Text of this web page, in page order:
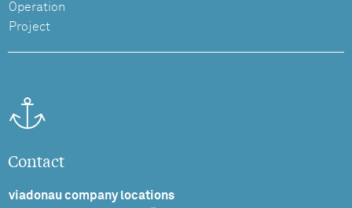
Operation
Project
Contact
viadonau company locations